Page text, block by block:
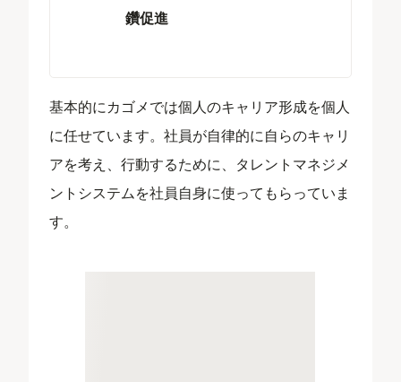
鑽促進
基本的にカゴメでは個人のキャリア形成を個人
に任せています。社員が自律的に自らのキャリ
アを考え、行動するために、タレントマネジメ
ントシステムを社員自身に使ってもらっていま
す。